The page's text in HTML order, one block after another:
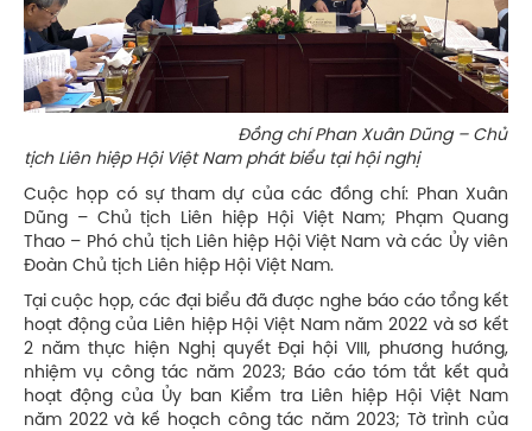
Đồng chí Phan Xuân Dũng – Chủ
tịch Liên hiệp Hội Việt Nam phát biểu tại hội nghị
Cuộc họp có sự tham dự của các đồng chí: Phan Xuân
Dũng – Chủ tịch Liên hiệp Hội Việt Nam; Phạm Quang
Thao – Phó chủ tịch Liên hiệp Hội Việt Nam và các Ủy viên
Đoàn Chủ tịch Liên hiệp Hội Việt Nam.
Tại cuộc họp, các đại biểu đã được nghe báo cáo tổng kết
hoạt động của Liên hiệp Hội Việt Nam năm 2022 và sơ kết
2 năm thực hiện Nghị quyết Đại hội VIII, phương hướng,
nhiệm vụ công tác năm 2023; Báo cáo tóm tắt kết quả
hoạt động của Ủy ban Kiểm tra Liên hiệp Hội Việt Nam
năm 2022 và kế hoạch công tác năm 2023; Tờ trình của